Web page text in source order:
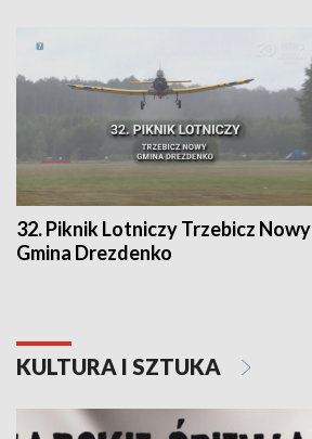
32. Piknik Lotniczy Trzebicz Nowy
Gmina Drezdenko
KULTURA I SZTUKA